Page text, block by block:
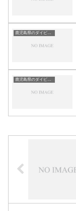
鹿児島県のダイビングスポット・ポイント一覧
鹿児島県のダイビングスポット・ポイント一覧